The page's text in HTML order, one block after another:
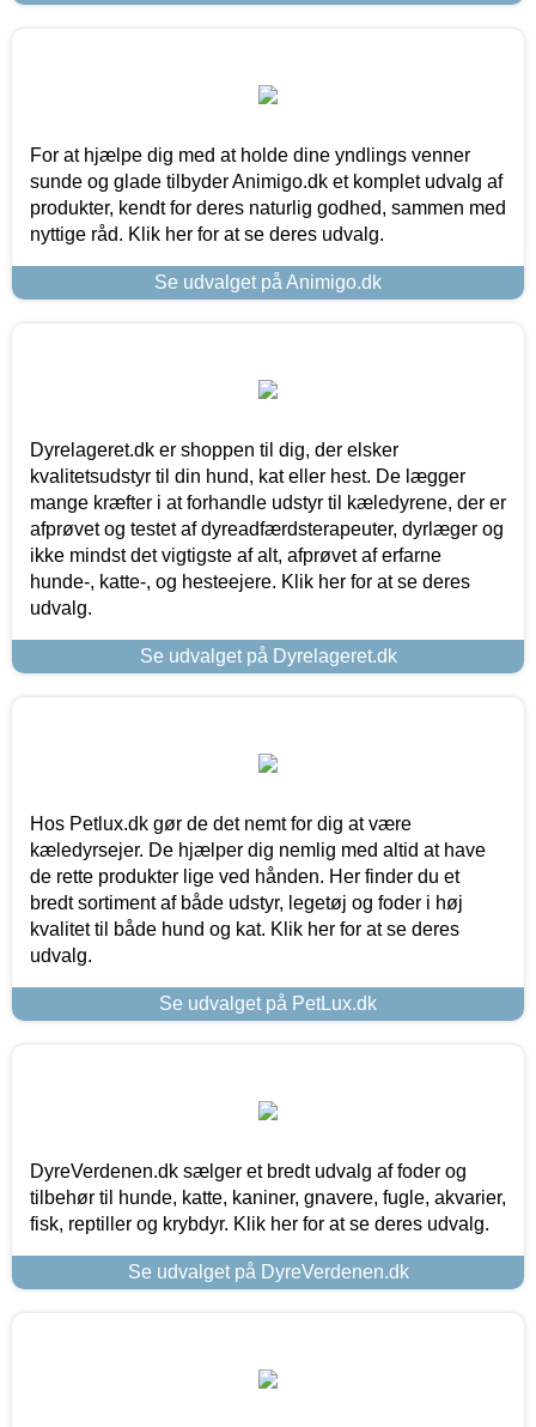
For at hjælpe dig med at holde dine yndlings venner
sunde og glade tilbyder Animigo.dk et komplet udvalg af
produkter, kendt for deres naturlig godhed, sammen med
nyttige råd. Klik her for at se deres udvalg.
Se udvalget på Animigo.dk
Dyrelageret.dk er shoppen til dig, der elsker
kvalitetsudstyr til din hund, kat eller hest. De lægger
mange kræfter i at forhandle udstyr til kæledyrene, der er
afprøvet og testet af dyreadfærdsterapeuter, dyrlæger og
ikke mindst det vigtigste af alt, afprøvet af erfarne
hunde-, katte-, og hesteejere. Klik her for at se deres
udvalg.
Se udvalget på Dyrelageret.dk
Hos Petlux.dk gør de det nemt for dig at være
kæledyrsejer. De hjælper dig nemlig med altid at have
de rette produkter lige ved hånden. Her finder du et
bredt sortiment af både udstyr, legetøj og foder i høj
kvalitet til både hund og kat. Klik her for at se deres
udvalg.
Se udvalget på PetLux.dk
DyreVerdenen.dk sælger et bredt udvalg af foder og
tilbehør til hunde, katte, kaniner, gnavere, fugle, akvarier,
fisk, reptiller og krybdyr. Klik her for at se deres udvalg.
Se udvalget på DyreVerdenen.dk